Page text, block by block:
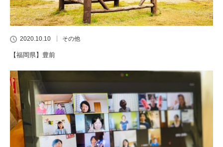
2020.10.10 その他
【福岡県】豊前